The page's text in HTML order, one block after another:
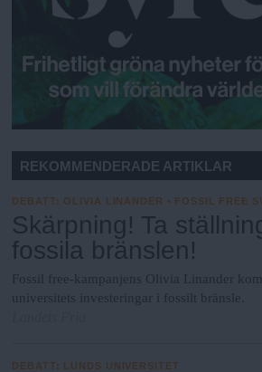
REKOMMENDERADE ARTIKLAR
DEBATT: OLIVIA LINANDER • FOSSIL FREE
Skärpning! Ta
fossila bränslen!
Fossil free-kampanjens Olivia Linander
universitets investeringar i fossilt bränsle.
DEBATT: LUNDS UNIVERSITET